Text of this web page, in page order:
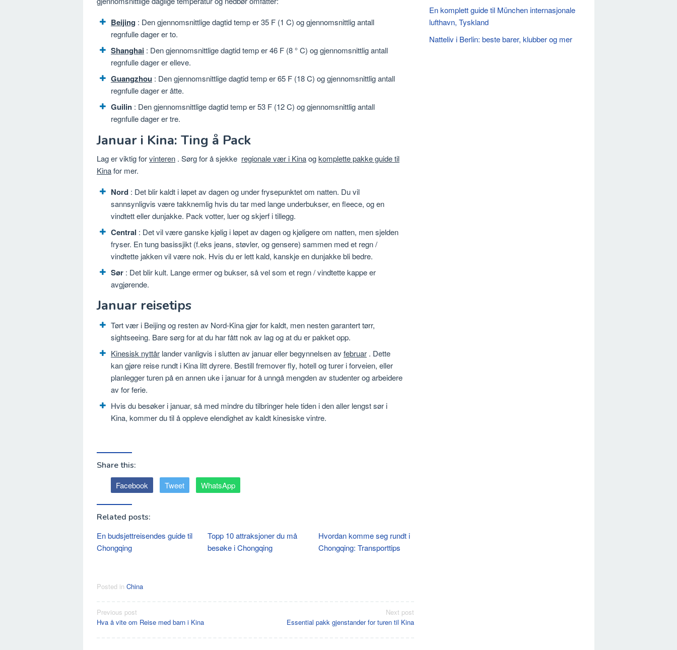
Beijing : Den gjennomsnittlige dagtid temp er 35 F (1 C) og gjennomsnittlig antall
regnfulle dager er to.
Shanghai : Den gjennomsnittlige dagtid temp er 46 F (8 ° C) og gjennomsnittlig antall
regnfulle dager er elleve.
Guangzhou : Den gjennomsnittlige dagtid temp er 65 F (18 C) og gjennomsnittlig antall
regnfulle dager er åtte.
Guilin : Den gjennomsnittlige dagtid temp er 53 F (12 C) og gjennomsnittlig antall
regnfulle dager er tre.
Januar i Kina: Ting å Pack
Lag er viktig forvinteren . Sørg for å sjekke regionale vær i Kinaogkomplette pakke guide til
Kinafor mer.
Nord : Det blir kaldt i løpet av dagen og under frysepunktet om natten. Du vil
sannsynligvis være takknemlig hvis du tar med lange underbukser, en fleece, og en
vindtett eller dunjakke. Pack votter, luer og skjerf i tillegg.
Central : Det vil være ganske kjølig i løpet av dagen og kjøligere om natten, men sjelden
fryser. En tung basissjikt (f.eks jeans, støvler, og gensere) sammen med et regn /
vindtette jakken vil være nok. Hvis du er lett kald, kanskje en dunjakke bli bedre.
Sør : Det blir kult. Lange ermer og bukser, så vel som et regn / vindtette kappe er
avgjørende.
Januar reisetips
Tørt vær i Beijing og resten av Nord-Kina gjør for kaldt, men nesten garantert tørr,
sightseeing. Bare sørg for at du har fått nok av lag og at du er pakket opp.
Kinesisk nyttår lander vanligvis i slutten av januar eller begynnelsen av februar . Dette
kan gjøre reise rundt i Kina litt dyrere. Bestill fremover fly, hotell og turer i forveien, eller
planlegger turen på en annen uke i januar for å unngå mengden av studenter og arbeidere
av for ferie.
Hvis du besøker i januar, så med mindre du tilbringer hele tiden i den aller lengst sør i
Kina, kommer du til å oppleve elendighet av kaldt kinesiske vintre.
Share this:
Facebook Tweet WhatsApp
Related posts:
En budsjettreisendes guide til
Chongqing
Topp 10 attraksjoner du må
besøke i Chongqing
Hvordan komme seg rundt i
Chongqing: Transporttips
Posted in China
Post
navigation
Previous post
Hva å vite om Reise med barn i Kina
Next post
Essential pakk gjenstander for turen til Kina
En komplett guide til München internasjonale
lufthavn, Tyskland
Natteliv i Berlin: beste barer, klubber og mer